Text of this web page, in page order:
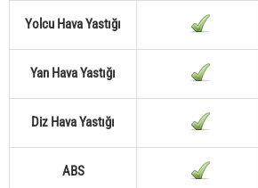
Yolcu Hava Yastığı
Yan Hava Yastığı
Diz Hava Yastığı
ABS